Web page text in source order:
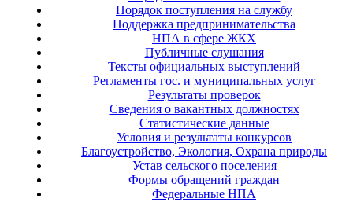
Порядок поступления на службу
Поддержка предпринимательства
НПА в сфере ЖКХ
Публичные слушания
Тексты официальных выступлений
Регламенты гос. и муниципальных услуг
Результаты проверок
Сведения о вакантных должностях
Статистические данные
Условия и результаты конкурсов
Благоустройство, Экология, Охрана природы
Устав сельского поселения
Формы обращений граждан
Федеральные НПА